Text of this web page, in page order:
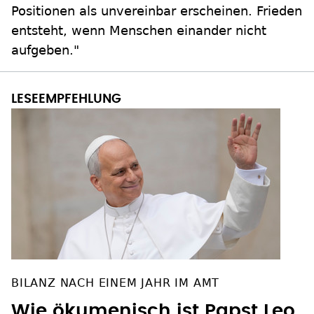
Positionen als unvereinbar erscheinen. Frieden
entsteht, wenn Menschen einander nicht
aufgeben."
BILANZ NACH EINEM JAHR IM AMT